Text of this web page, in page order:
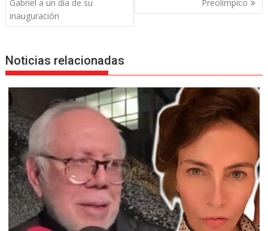
entradas
Gabriel a un día de su
inauguración
Preolímpico
Noticias relacionadas